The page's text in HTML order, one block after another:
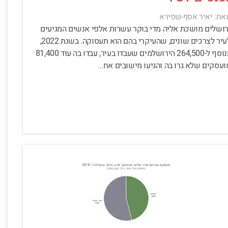
יאיר אסף-שפירא
מושכת אליה מדי בוקר עשרות אלפי אנשים המגיעים
לעיר לצרכים שונים, שהעיקרי בהם הוא תעסוקה. בשנת 2022,
בנוסף ל-264,500 הירושלמים שעבדו בעיר, עבדו בה עוד 81,400
שלא גרו בה והגיעו מישובים אח...